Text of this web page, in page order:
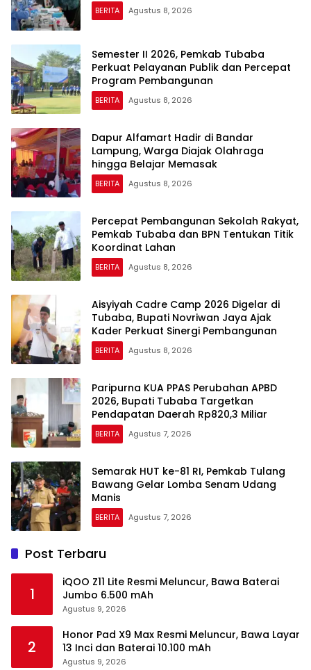
BERITA Agustus 8, 2026
Semester II 2026, Pemkab Tubaba
Perkuat Pelayanan Publik dan Percepat
Program Pembangunan
BERITA Agustus 8, 2026
Dapur Alfamart Hadir di Bandar
Lampung, Warga Diajak Olahraga
hingga Belajar Memasak
BERITA Agustus 8, 2026
Percepat Pembangunan Sekolah Rakyat,
Pemkab Tubaba dan BPN Tentukan Titik
Koordinat Lahan
BERITA Agustus 8, 2026
Aisyiyah Cadre Camp 2026 Digelar di
Tubaba, Bupati Novriwan Jaya Ajak
Kader Perkuat Sinergi Pembangunan
BERITA Agustus 8, 2026
Paripurna KUA PPAS Perubahan APBD
2026, Bupati Tubaba Targetkan
Pendapatan Daerah Rp820,3 Miliar
BERITA Agustus 7, 2026
Semarak HUT ke-81 RI, Pemkab Tulang
Bawang Gelar Lomba Senam Udang
Manis
BERITA Agustus 7, 2026
Post Terbaru
1
iQOO Z11 Lite Resmi Meluncur, Bawa Baterai
Jumbo 6.500 mAh
Agustus 9, 2026
2
Honor Pad X9 Max Resmi Meluncur, Bawa Layar
13 Inci dan Baterai 10.100 mAh
Agustus 9, 2026